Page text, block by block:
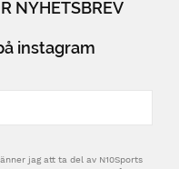
NYHETSBREV
instagram
jag att ta del av N10Sports